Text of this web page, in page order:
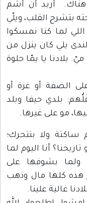
أريد أن أشم
بتشرح القلب، ويلّي
اللي لما كنا نمسكوا
يلي كان ينزل من
ميّ. بلادنا يا يمّا حلوة
الضفة أو غزة أو
بلدي حيفا وبلد
مو على غيرها.
ولا بتتحرك؛
أنا اليوم لما
ولما بشوفها على
هذه كلها مال وذهب
غالية علينا.